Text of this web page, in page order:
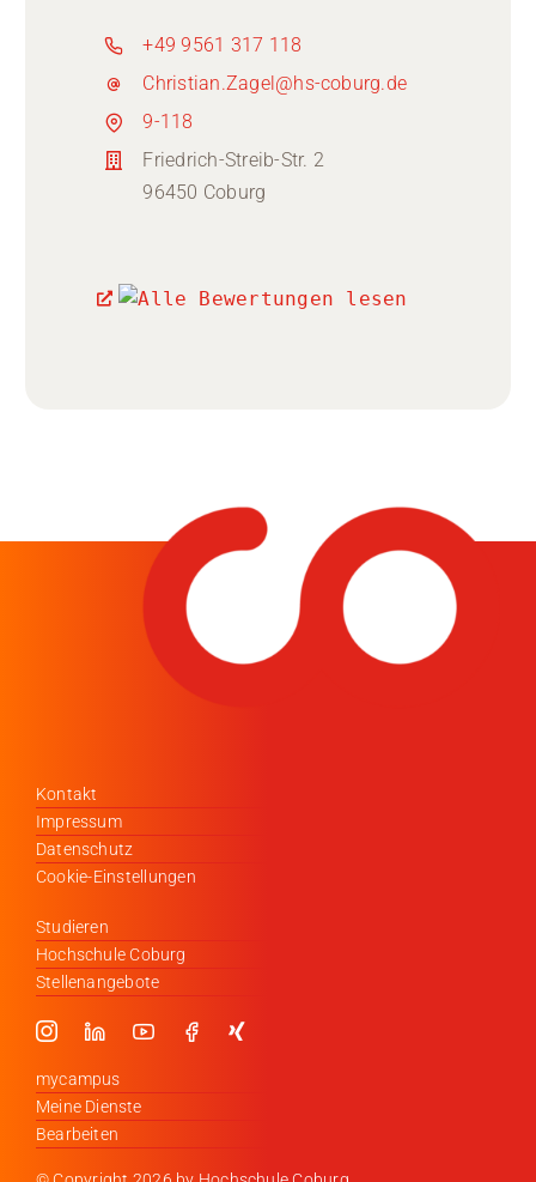
+49 9561 317 118
Christian.Zagel@hs-coburg.de
9-118
Friedrich-Streib-Str. 2
96450 Coburg
Kontakt
Impressum
Datenschutz
Cookie-Einstellungen
Studieren
Hochschule Coburg
Stellenangebote
mycampus
Meine Dienste
Bearbeiten